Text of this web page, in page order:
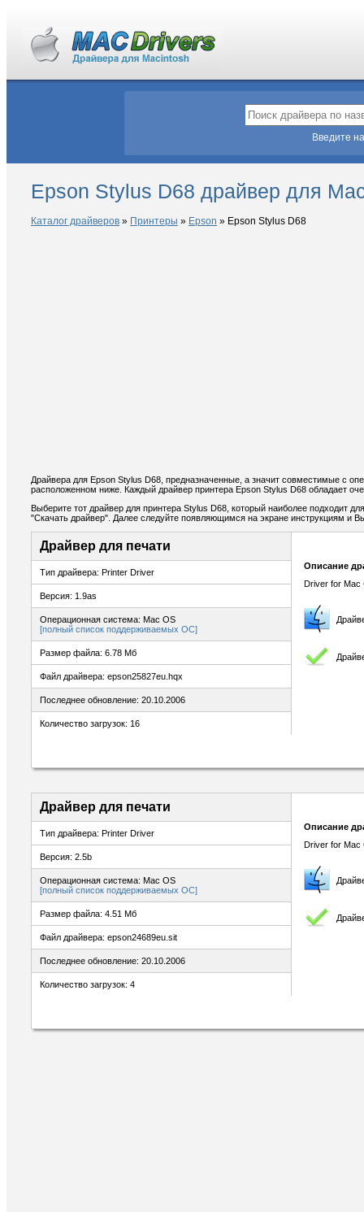
Введите
Epson Stylus D68 драйвер для
Каталог драйверов » Принтеры » Epson » Epson Stylus D68
Драйвера для Epson Stylus D68, предназначенные, а значит совместимые с
расположенном ниже. Каждый драйвер принтера Epson Stylus D68 обладает
Выберите тот драйвер для принтера Stylus D68, который наиболее подходит
"Скачать драйвер". Далее следуйте появляющимся на экране инструкциям и
Драйвер для печати
Тип драйвера: Printer Driver
Версия: 1.9as
Операционная система: Mac OS
[полный список поддерживаемых ОС]
Размер файла: 6.78 Мб
Файл драйвера: epson25827eu.hqx
Последнее обновление: 20.10.2006
Количество загрузок: 16
Описание
Driver for Mac
Драйвер для печати
Тип драйвера: Printer Driver
Версия: 2.5b
Операционная система: Mac OS
[полный список поддерживаемых ОС]
Размер файла: 4.51 Мб
Файл драйвера: epson24689eu.sit
Последнее обновление: 20.10.2006
Количество загрузок: 4
Описание
Driver for Mac